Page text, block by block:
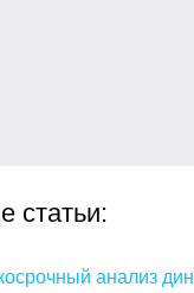
статьи:
анализ